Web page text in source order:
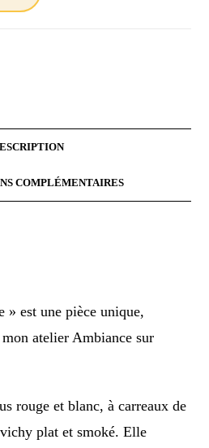
COMPLÉMENTAIRES
» est une pièce unique,
atelier Ambiance sur
rouge et blanc, à carreaux de
plat et smoké. Elle